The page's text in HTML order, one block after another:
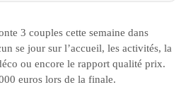
3 couples cette semaine dans
se jour sur l’accueil, les activités, la
ou encore le rapport qualité prix.
euros lors de la finale.